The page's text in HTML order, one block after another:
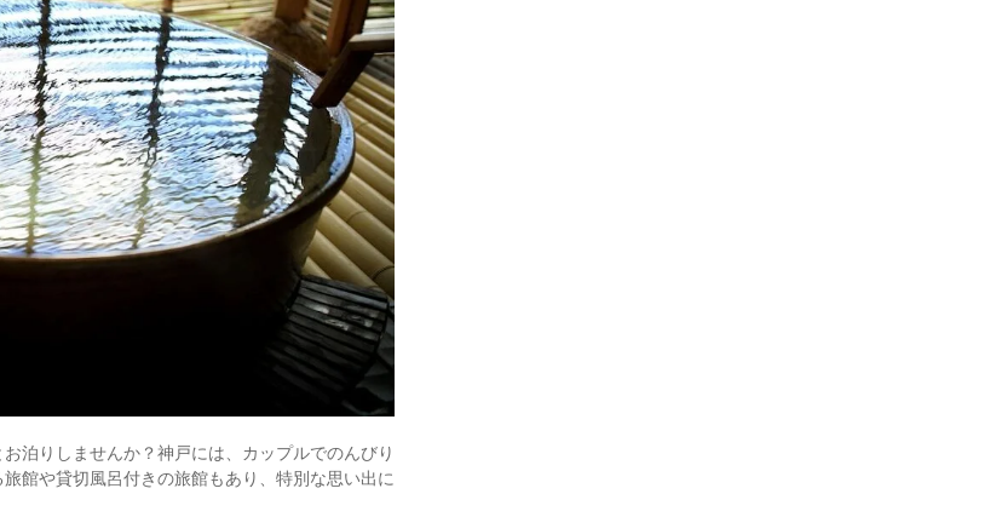
泊りしませんか？神戸には、カップルでのんびり
館や貸切風呂付きの旅館もあり、特別な思い出に